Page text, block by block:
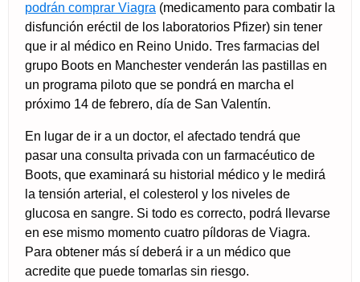
podrán comprar Viagra (medicamento para combatir la
disfunción eréctil de los laboratorios Pfizer) sin tener
que ir al médico en Reino Unido. Tres farmacias del
grupo Boots en Manchester venderán las pastillas en
un programa piloto que se pondrá en marcha el
próximo 14 de febrero, día de San Valentín.
En lugar de ir a un doctor, el afectado tendrá que
pasar una consulta privada con un farmacéutico de
Boots, que examinará su historial médico y le medirá
la tensión arterial, el colesterol y los niveles de
glucosa en sangre. Si todo es correcto, podrá llevarse
en ese mismo momento cuatro píldoras de Viagra.
Para obtener más sí deberá ir a un médico que
acredite que puede tomarlas sin riesgo.